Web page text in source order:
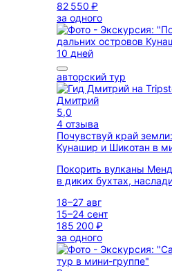
82 550 ₽
за одного
10 дней
авторский тур
Дмитрий
5,0
4 отзыва
Почувствуй край
Кунашир и Шикотан в
Покорить вулканы
в диких бухтах,
18–27 авг
15–24 сент
185 200 ₽
за одного